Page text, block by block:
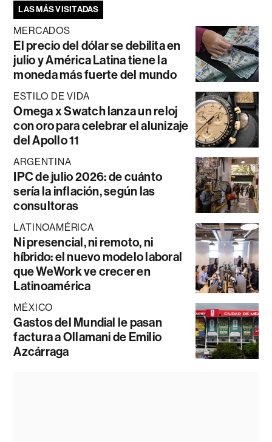
LAS MÁS VISITADAS
MERCADOS
El precio del dólar se debilita en
julio y América Latina tiene la
moneda más fuerte del mundo
ESTILO DE VIDA
Omega x Swatch lanza un reloj
con oro para celebrar el alunizaje
del Apollo 11
ARGENTINA
IPC de julio 2026: de cuánto
sería la inflación, según las
consultoras
LATINOAMÉRICA
Ni presencial, ni remoto, ni
híbrido: el nuevo modelo laboral
que WeWork ve crecer en
Latinoamérica
MÉXICO
Gastos del Mundial le pasan
factura a Ollamani de Emilio
Azcárraga